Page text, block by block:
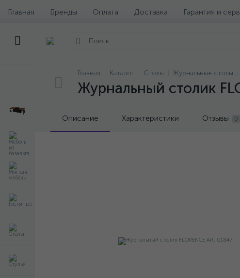
Главная Бренды Оплата Доставка Гарантия и
Главная Каталог Столы Журнальные столы
Журнальный столик
Описание Характеристики Отзывы 0